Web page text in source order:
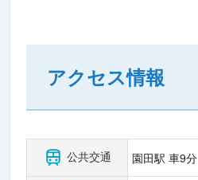
アクセス情報
公共交通 園田駅 車9分